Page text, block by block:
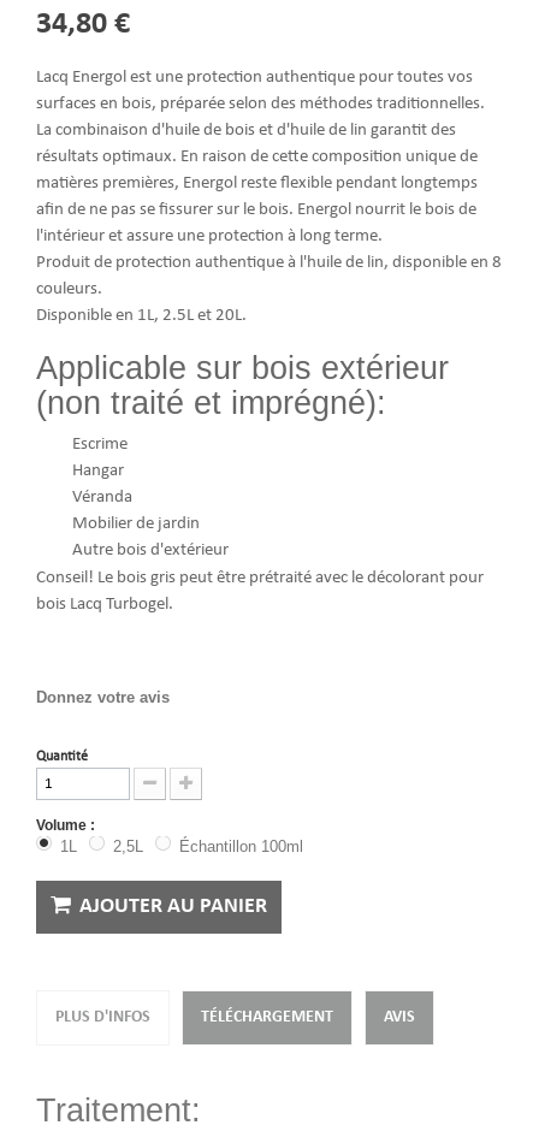
34,80 €
Lacq Energol est une protection authentique pour toutes vos
surfaces en bois, préparée selon des méthodes traditionnelles.
La combinaison d'huile de bois et d'huile de lin garantit des
résultats optimaux. En raison de cette composition unique de
matières premières, Energol reste flexible pendant longtemps
afin de ne pas se fissurer sur le bois. Energol nourrit le bois de
l'intérieur et assure une protection à long terme.
Produit de protection authentique à l'huile de lin, disponible en 8
couleurs.
Disponible en 1L, 2.5L et 20L.
Applicable sur bois extérieur
(non traité et imprégné):
Escrime
Hangar
Véranda
Mobilier de jardin
Autre bois d'extérieur
Conseil! Le bois gris peut être prétraité avec le décolorant pour
bois Lacq Turbogel.
Donnez votre avis
Quantité
Volume :
1L 2,5L Échantillon 100ml
AJOUTER AU PANIER
PLUS D'INFOS TÉLÉCHARGEMENT AVIS
Traitement: